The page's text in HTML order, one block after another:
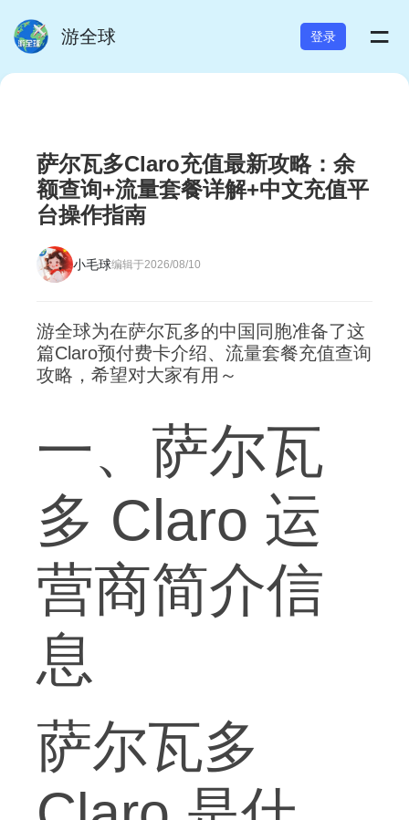
游全球 登录 =
萨尔瓦多Claro充值最新攻略：余
额查询+流量套餐详解+中文充值平
台操作指南
小毛球编辑于2026/08/10
游全球为在萨尔瓦多的中国同胞准备了这
篇Claro预付费卡介绍、流量套餐充值查询
攻略，希望对大家有用～
一、萨尔瓦
多 Claro 运
营商简介信
息
萨尔瓦多